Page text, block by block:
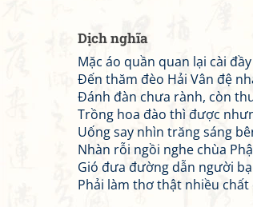
Dịch nghĩa
Mặc áo quần quan lại cài
Đến thăm đèo Hải Vân đệ
Đánh đàn chưa rành, còn
Trồng hoa đào thì được
Uống say nhìn trăng sáng
Nhàn rỗi ngồi nghe chùa
Gió đưa đường dẫn người
Phải làm thơ thật nhiều